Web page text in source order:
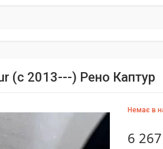
(c 2013---) Рено Каптур
Немає в
6